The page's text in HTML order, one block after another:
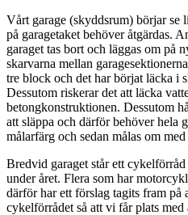
Vårt garage (skyddsrum) börjar se
på garagetaket behöver åtgärdas.
garaget tas bort och läggas om på
skarvarna mellan
tre block och det har börjat läcka i
Dessutom riskerar det att läcka
betongkonstruktionen. Dessutom
att släppa och därför behöver hela
målarfärg och sedan målas om
Bredvid garaget står ett
under året. Flera som har
därför har ett förslag tagits fram på
cykelförrådet så att vi får plats med